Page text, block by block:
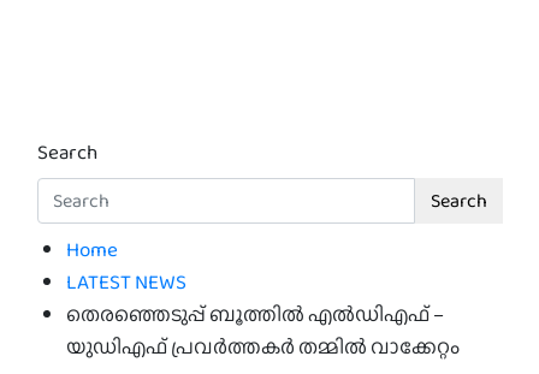
Search
Search
Home
LATEST NEWS
തെരഞ്ഞെടുപ്പ് ബൂത്തില്‍ എല്‍ഡിഎഫ് –
യുഡിഎഫ് പ്രവര്‍ത്തകര്‍ തമ്മില്‍ വാക്കേറ്റം